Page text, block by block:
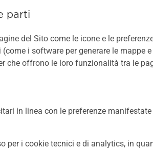
parti
del Sito come le icone e le
i software per generare le mappe
che offrono le loro funzionalità tra le
in linea con le preferenze manifestate
per i cookie tecnici e di analytics, in